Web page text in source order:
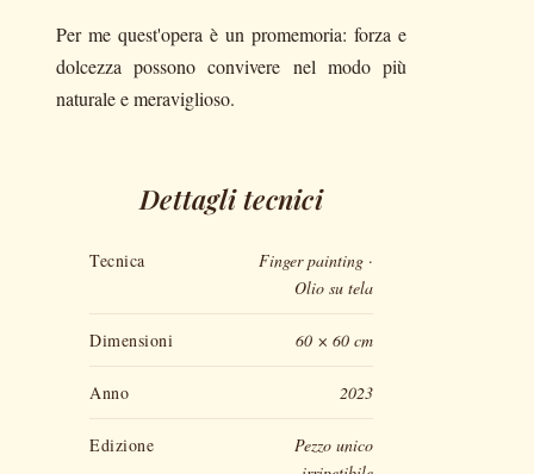
Per me quest'opera è un promemoria: forza e
dolcezza possono convivere nel modo più
naturale e meraviglioso.
Dettagli tecnici
Tecnica
Finger painting ·
Olio su tela
Dimensioni 60 × 60 cm
Anno 2023
Edizione
Pezzo unico